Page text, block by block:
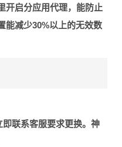
开启分应用代理，能防止
能减少30%以上的无效数
联系客服要求更换。神